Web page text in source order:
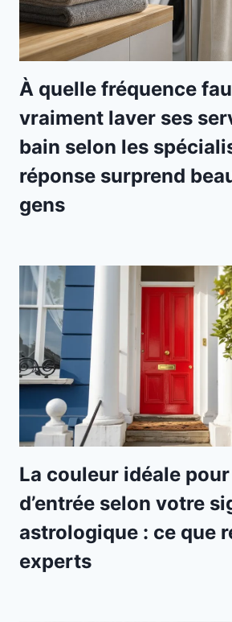
À quelle fréquence
vraiment laver ses
bain selon les
réponse surprend
gens
La couleur idéale
d’entrée selon votre
astrologique : ce que
experts